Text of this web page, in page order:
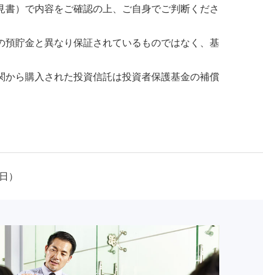
）で内容をご確認の上、ご自身でご判断くださ
貯金と異なり保証されているものではなく、基
ら購入された投資信託は投資者保護基金の補償
）